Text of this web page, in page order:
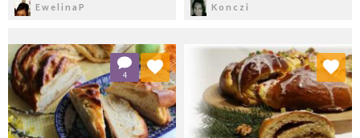
EwelinaP Konczi
4
Dodaj do ulubionych
Wybierz listę:
Dodaj do ulubionych
Wybierz listę: